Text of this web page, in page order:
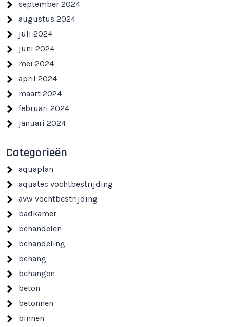
september 2024
augustus 2024
juli 2024
juni 2024
mei 2024
april 2024
maart 2024
februari 2024
januari 2024
Categorieën
aquaplan
aquatec vochtbestrijding
avw vochtbestrijding
badkamer
behandelen
behandeling
behang
behangen
beton
betonnen
binnen